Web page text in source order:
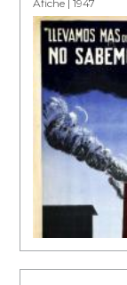
Afiche | 1947